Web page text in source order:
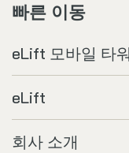
빠른 이동
eLift 모바일 타
eLift
회사 소개